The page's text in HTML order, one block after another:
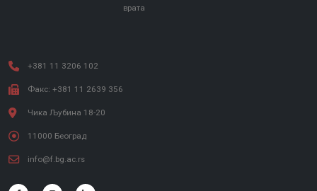
врата
+381 11 3206 102
Факс: +381 11 2639 356
Чика Љубина 18-20
11000 Београд
info@f.bg.ac.rs